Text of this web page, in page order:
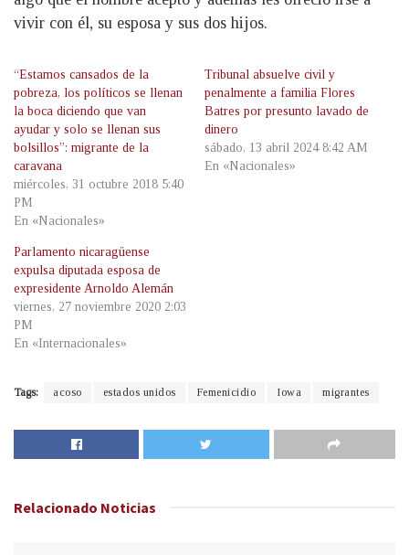
vivir con él, su esposa y sus dos hijos.
“Estamos cansados de la
pobreza, los políticos se llenan
la boca diciendo que van
ayudar y solo se llenan sus
bolsillos”: migrante de la
caravana
miércoles, 31 octubre 2018 5:40
PM
En «Nacionales»
Tribunal absuelve civil y
penalmente a familia Flores
Batres por presunto lavado de
dinero
sábado, 13 abril 2024 8:42 AM
En «Nacionales»
Parlamento nicaragüense
expulsa diputada esposa de
expresidente Arnoldo Alemán
viernes, 27 noviembre 2020 2:03
PM
En «Internacionales»
Tags: acoso estados unidos Femenicidio Iowa migrantes
Relacionado Noticias